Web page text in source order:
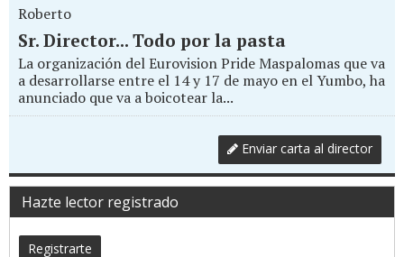
Roberto
Sr. Director... Todo por la pasta
La organización del Eurovision Pride Maspalomas que va
a desarrollarse entre el 14 y 17 de mayo en el Yumbo, ha
anunciado que va a boicotear la...
Enviar carta al director
Hazte lector registrado
Registrarte